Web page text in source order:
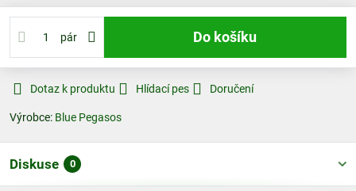
pár Do košíku
Dotaz k produktu Hlídací pes Doručení
Výrobce: Blue Pegasos
Diskuse 0